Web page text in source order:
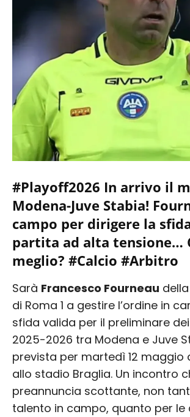
#Playoff2026 In arrivo il
Modena-Juve Stabia!
campo per dirigere la
partita ad alta tensione…
meglio? #Calcio #Arbitro
Sarà Francesco Fourneau
di Roma 1 a gestire l’ordine in
sfida valida per il preliminare
2025-2026 tra Modena e Juve
prevista per martedì 12 maggio
allo stadio Braglia. Un incontro
preannuncia scottante, non
talento in campo, quanto per le